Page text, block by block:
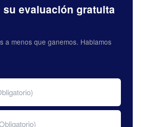
su evaluación gratuita
a menos que ganemos. Hablamos